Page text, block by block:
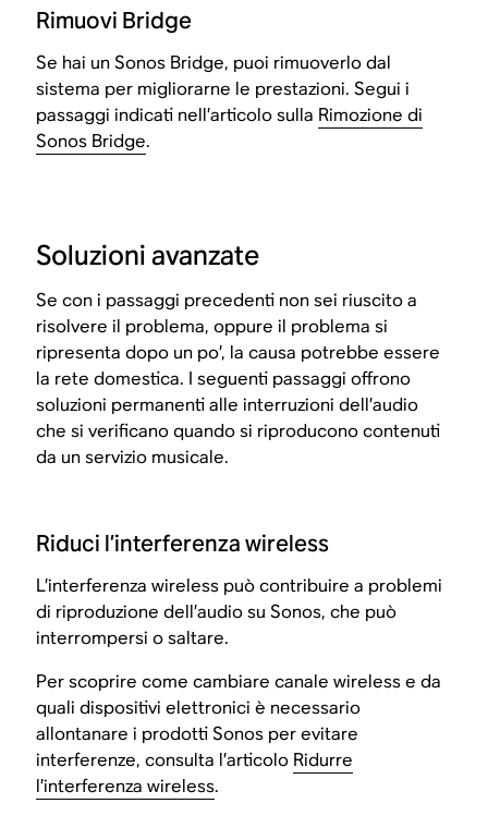
Rimuovi Bridge
Se hai un Sonos Bridge, puoi rimuoverlo dal
sistema per migliorarne le prestazioni. Segui i
passaggi indicati nell’articolo sulla Rimozione di
Sonos Bridge.
Soluzioni avanzate
Se con i passaggi precedenti non sei riuscito a
risolvere il problema, oppure il problema si
ripresenta dopo un po’, la causa potrebbe essere
la rete domestica. I seguenti passaggi offrono
soluzioni permanenti alle interruzioni dell’audio
che si verificano quando si riproducono contenuti
da un servizio musicale.
Riduci l’interferenza wireless
L’interferenza wireless può contribuire a problemi
di riproduzione dell’audio su Sonos, che può
interrompersi o saltare.
Per scoprire come cambiare canale wireless e da
quali dispositivi elettronici è necessario
allontanare i prodotti Sonos per evitare
interferenze, consulta l’articolo Ridurre
l’interferenza wireless.